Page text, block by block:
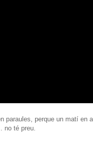
paraules, perque un matí en
no té preu.